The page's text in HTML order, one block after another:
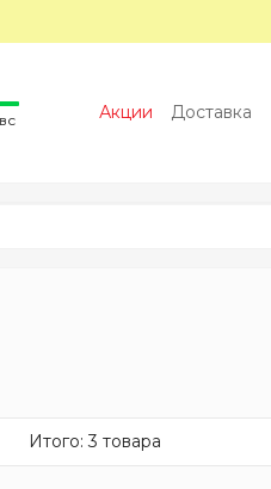
вс Акции Доставка
Итого:3 товара